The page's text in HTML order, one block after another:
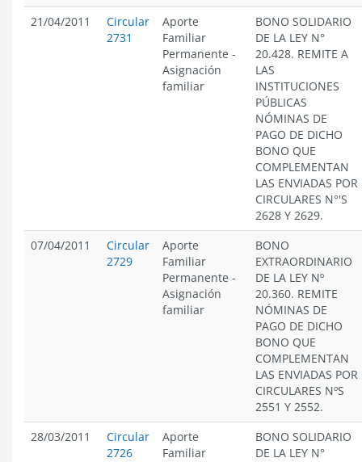
21/04/2011
Circular
2731
Aporte
Familiar
Permanente -
Asignación
familiar
BONO SOLIDARIO
DE LA LEY N°
20.428. REMITE A
LAS
INSTITUCIONES
PÚBLICAS
NÓMINAS DE
PAGO DE DICHO
BONO QUE
COMPLEMENTAN
LAS ENVIADAS POR
CIRCULARES N°'S
2628 Y 2629.
07/04/2011
Circular
2729
Aporte
Familiar
Permanente -
Asignación
familiar
BONO
EXTRAORDINARIO
DE LA LEY Nº
20.360. REMITE
NÓMINAS DE
PAGO DE DICHO
BONO QUE
COMPLEMENTAN
LAS ENVIADAS POR
CIRCULARES NºS
2551 Y 2552.
28/03/2011
Circular
2726
Aporte
Familiar
BONO SOLIDARIO
DE LA LEY N°